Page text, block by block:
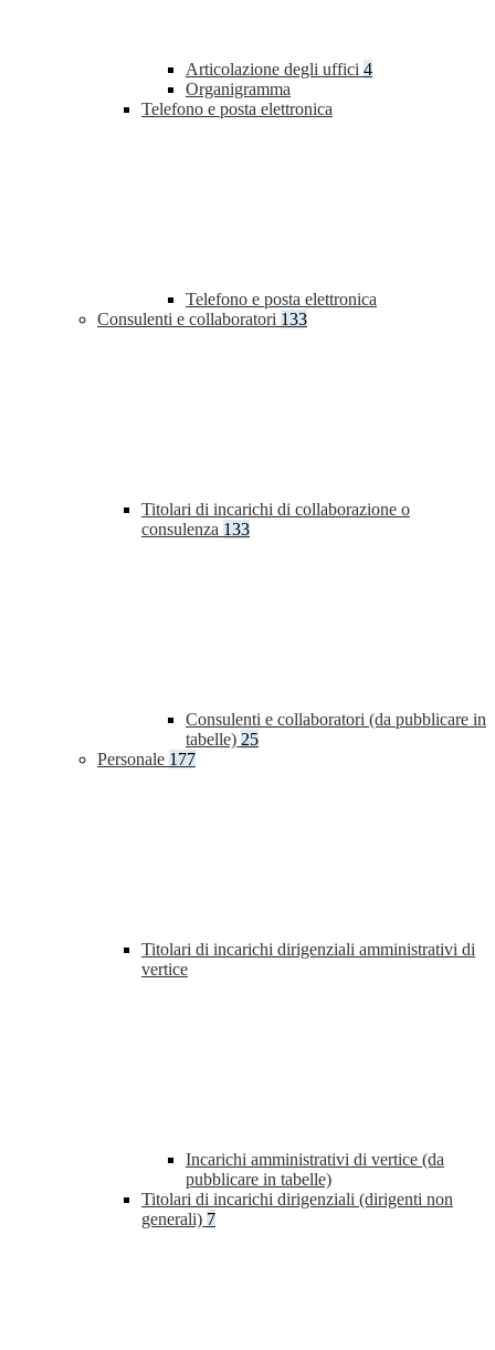
Articolazione degli uffici 4
Organigramma
Telefono e posta elettronica
Telefono e posta elettronica
Consulenti e collaboratori 133
Titolari di incarichi di collaborazione o
consulenza 133
Consulenti e collaboratori (da pubblicare in
tabelle) 25
Personale 177
Titolari di incarichi dirigenziali amministrativi di
vertice
Incarichi amministrativi di vertice (da
pubblicare in tabelle)
Titolari di incarichi dirigenziali (dirigenti non
generali) 7